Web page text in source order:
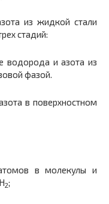
из жидкой стали
стадий:
водорода и азота из
фазой.
в поверхностном
в молекулы и
2;